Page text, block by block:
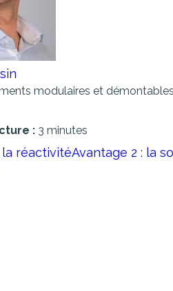
modulaires et démontables
: 3 minutes
la réactivitéAvantage 2 : la